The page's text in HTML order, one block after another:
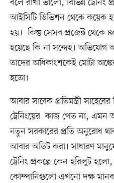
বলে রাখা ভালো, বিভিন্ন
আইসিটি ডিভিশন থেকে কয়েক
হয়। কিন্তু সেসব প্রজেক্ট
হয়েছে কি না সন্দেহ। অভিযোগ
তাদের অধিকাংশকেই মোটা
হতো।
আবার সাবেক প্রতিমন্ত্রী
ট্রেনিংয়ের কাজ পেত না,
নতুন সরকারের প্রতি অনুরোধ
আবার অডিট করা। সাধারণ
ট্রেনিং প্রকল্পে কেন হরিলুট হলো,
কোম্পানিগুলো এখনো দক্ষ